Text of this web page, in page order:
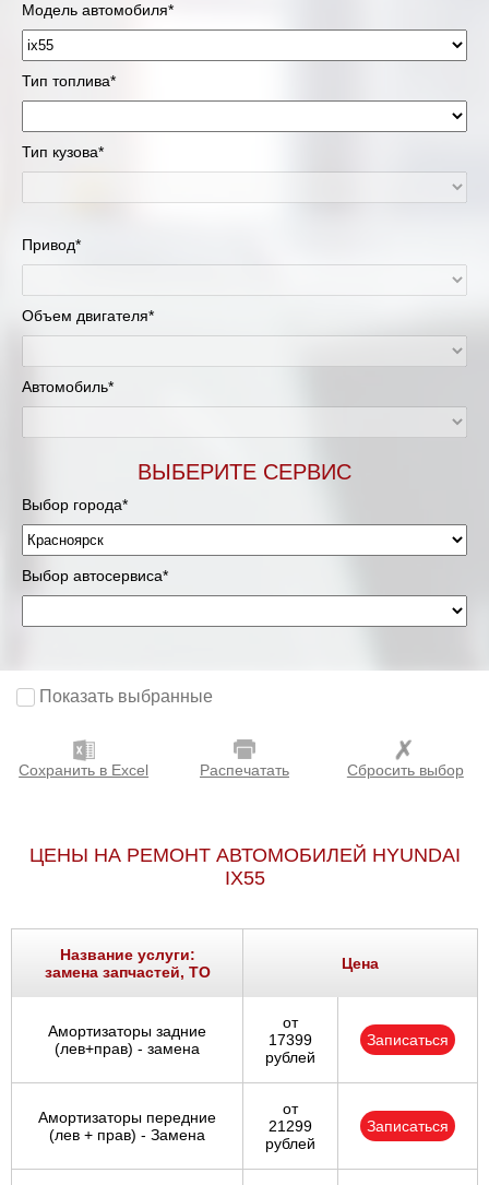
Модель автомобиля*
Тип топлива*
Тип кузова*
Привод*
Объем двигателя*
Автомобиль*
ВЫБЕРИТЕ СЕРВИС
Выбор города*
Выбор автосервиса*
Показать выбранные
Сохранить в Excel Распечатать Сбросить выбор
ЦЕНЫ НА РЕМОНТ АВТОМОБИЛЕЙ HYUNDAI
IX55
Название услуги:
замена запчастей, ТО
Цена
Амортизаторы задние
(лев+прав) - замена
от
17399
рублей
Записаться
Амортизаторы передние
(лев + прав) - Замена
от
21299
рублей
Записаться